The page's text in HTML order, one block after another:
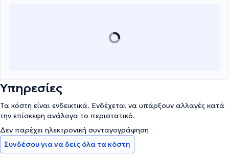
Υπηρεσίες
Τα κόστη είναι ενδεικτικά. Ενδέχεται να υπάρξουν αλλαγές κατά
την επίσκεψη ανάλογα το περιστατικό.
Δεν παρέχει ηλεκτρονική συνταγογράφηση
Συνδέσου για να δεις όλα τα κόστη